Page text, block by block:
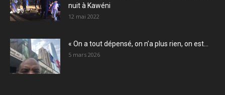
nuit à Kawéni
12 mai 2022
« On a tout dépensé, on n’a plus rien, on est...
5 mars 2026